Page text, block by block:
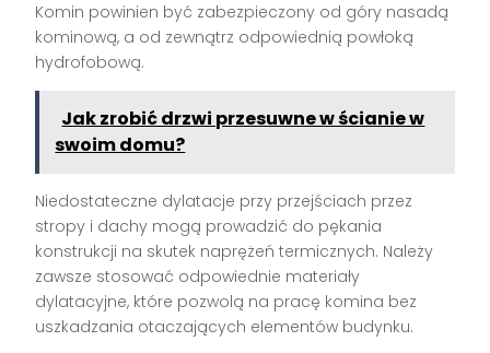
Komin powinien być zabezpieczony od góry nasadą
kominową, a od zewnątrz odpowiednią powłoką
hydrofobową.
Jak zrobić drzwi przesuwne w ścianie w
swoim domu?
Niedostateczne dylatacje przy przejściach przez
stropy i dachy mogą prowadzić do pękania
konstrukcji na skutek naprężeń termicznych. Należy
zawsze stosować odpowiednie materiały
dylatacyjne, które pozwolą na pracę komina bez
uszkadzania otaczających elementów budynku.